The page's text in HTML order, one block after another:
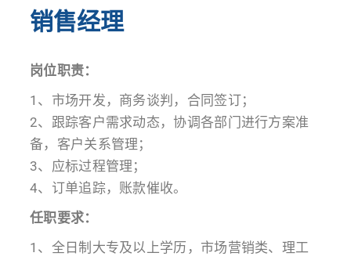
销售经理
岗位职责：
1、市场开发，商务谈判，合同签订；
2、跟踪客户需求动态，协调各部门进行方案准
备，客户关系管理；
3、应标过程管理；
4、订单追踪，账款催收。
任职要求：
1、全日制大专及以上学历，市场营销类、理工